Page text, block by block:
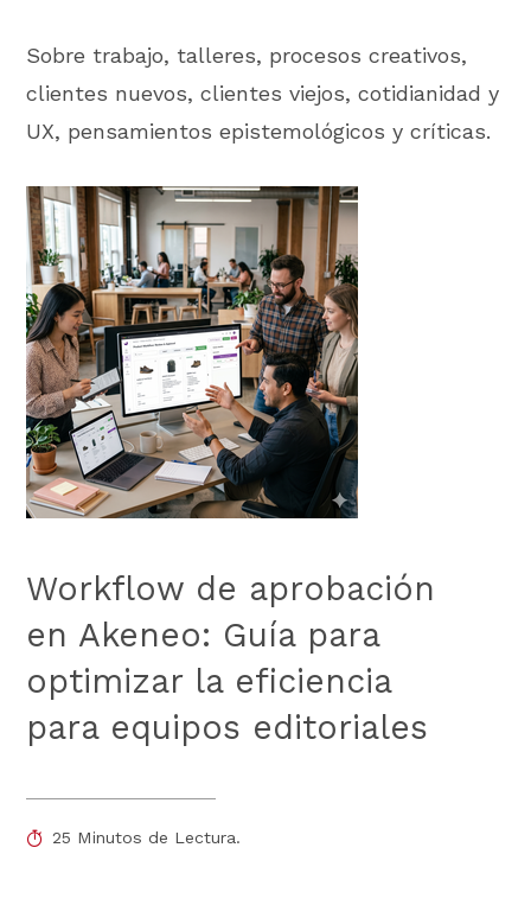
Sobre trabajo, talleres, procesos creativos,
clientes nuevos, clientes viejos, cotidianidad y
UX, pensamientos epistemológicos y críticas.
Workflow de aprobación
en Akeneo: Guía para
optimizar la eficiencia
para equipos editoriales
25 Minutos de Lectura.